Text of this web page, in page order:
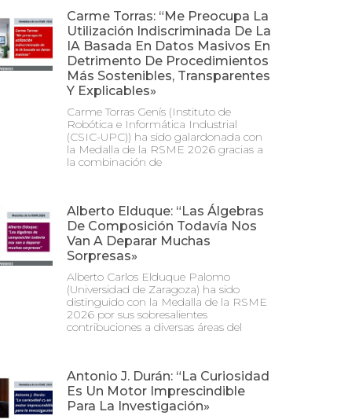
Carme Torras: “Me Preocupa La
Utilización Indiscriminada De La
IA Basada En Datos Masivos En
Detrimento De Procedimientos
Más Sostenibles, Transparentes
Y Explicables»
Carme Torras Genís (Instituto de
Robótica e Informática Industrial
(CSIC-UPC)) ha sido galardonada con
la Medalla de la RSME 2026 gracias a
la combinación de
Alberto Elduque: “Las Álgebras
De Composición Todavía Nos
Van A Deparar Muchas
Sorpresas»
Alberto Carlos Elduque Palomo
(Universidad de Zaragoza) ha sido
distinguido con la Medalla de la RSME
2026 por sus sobresalientes
contribuciones a diversas áreas del
Antonio J. Durán: “La Curiosidad
Es Un Motor Imprescindible
Para La Investigación»